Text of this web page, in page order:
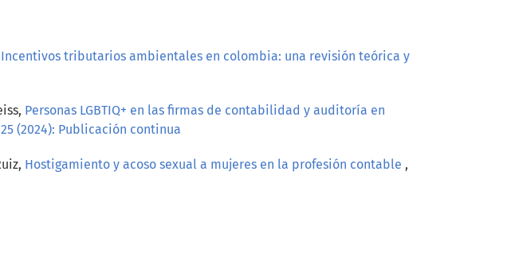
Incentivos tributarios ambientales en colombia: una revisión teórica y
Personas LGBTIQ+ en las firmas de contabilidad y auditoría en
(2024): Publicación continua
Hostigamiento y acoso sexual a mujeres en la profesión contable ,